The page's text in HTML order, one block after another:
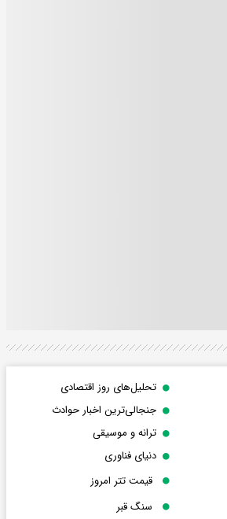
تحلیل‌های روز اقتصادی
جنجالی‌ترین اخبار حوادث
ترانه و موسیقی
دنیای فناوری
قیمت تتر امروز
سنگ قبر